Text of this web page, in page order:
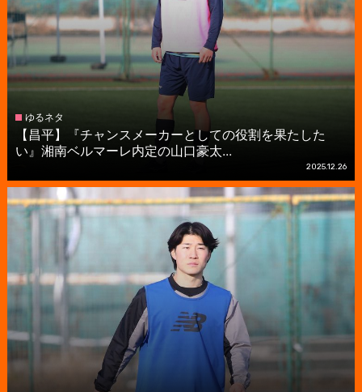
ゆるネタ
【昌平】『チャンスメーカーとしての役割を果たした
い』湘南ベルマーレ内定の山口豪太...
2025.12.26